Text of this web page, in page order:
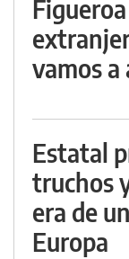
vamos a
Estatal
truchos
era de
Europa